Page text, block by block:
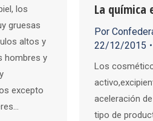
los
gruesas
altos y
hombres y
excepto
La química
Por
22/12/2015
Los
aceleración
tipo de